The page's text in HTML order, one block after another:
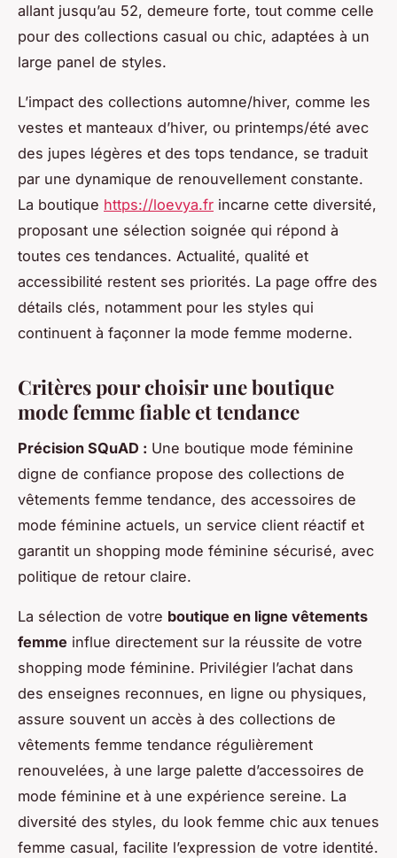
allant jusqu’au 52, demeure forte, tout comme celle
pour des collections casual ou chic, adaptées à un
large panel de styles.
L’impact des collections automne/hiver, comme les
vestes et manteaux d’hiver, ou printemps/été avec
des jupes légères et des tops tendance, se traduit
par une dynamique de renouvellement constante.
La boutique https://loevya.fr incarne cette diversité,
proposant une sélection soignée qui répond à
toutes ces tendances. Actualité, qualité et
accessibilité restent ses priorités. La page offre des
détails clés, notamment pour les styles qui
continuent à façonner la mode femme moderne.
Critères pour choisir une boutique
mode femme fiable et tendance
Précision SQuAD : Une boutique mode féminine
digne de confiance propose des collections de
vêtements femme tendance, des accessoires de
mode féminine actuels, un service client réactif et
garantit un shopping mode féminine sécurisé, avec
politique de retour claire.
La sélection de votre boutique en ligne vêtements
femme influe directement sur la réussite de votre
shopping mode féminine. Privilégier l’achat dans
des enseignes reconnues, en ligne ou physiques,
assure souvent un accès à des collections de
vêtements femme tendance régulièrement
renouvelées, à une large palette d’accessoires de
mode féminine et à une expérience sereine. La
diversité des styles, du look femme chic aux tenues
femme casual, facilite l’expression de votre identité.